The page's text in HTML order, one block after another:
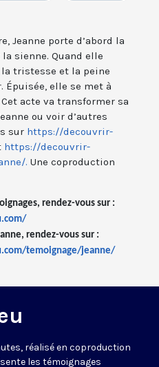
Jeanne porte d’abord la
sienne. Quand elle
tristesse et la peine
Épuisée, elle se met à
acte va transformer sa
ou voir d’autres
sur https://decouvrir-
https://decouvrir-
. Une coproduction
rendez-vous sur :
rendez-vous sur :
temoignage/jeanne/
réalisé en coproduction
les témoignages